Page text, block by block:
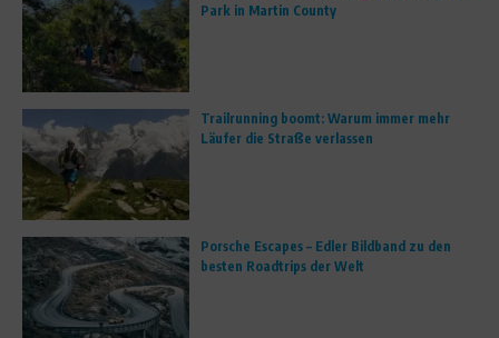
Park in Martin County
Trailrunning boomt: Warum immer mehr
Läufer die Straße verlassen
Porsche Escapes – Edler Bildband zu den
besten Roadtrips der Welt